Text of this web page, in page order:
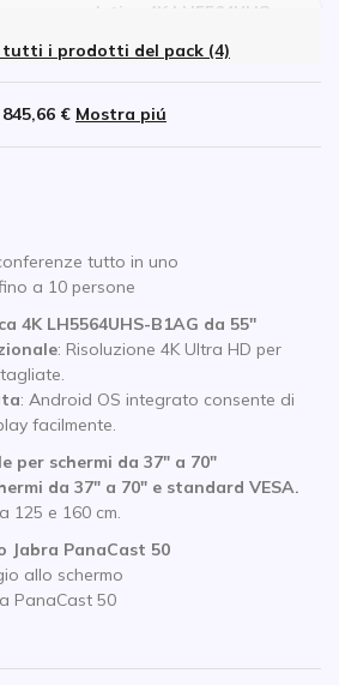
per segnaletica 4K LH5564UHS-
€
per schermo Jabra PanaCast 50
tutti i prodotti del pack (4)
845,66 € Mostra piú
tutto in uno
a 10 persone
4K LH5564UHS-B1AG da 55''
: Risoluzione 4K Ultra HD per
: Android OS integrato consente di
facilmente.
per schermi da 37″ a 70″
da 37" a 70" e standard VESA.
125 e 160 cm.
Jabra PanaCast 50
allo schermo
PanaCast 50